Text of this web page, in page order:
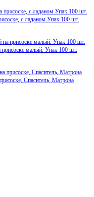
с ладаном.Упак 100 шт.
присоске малый. Упак 100 шт.
Спаситель, Матрона